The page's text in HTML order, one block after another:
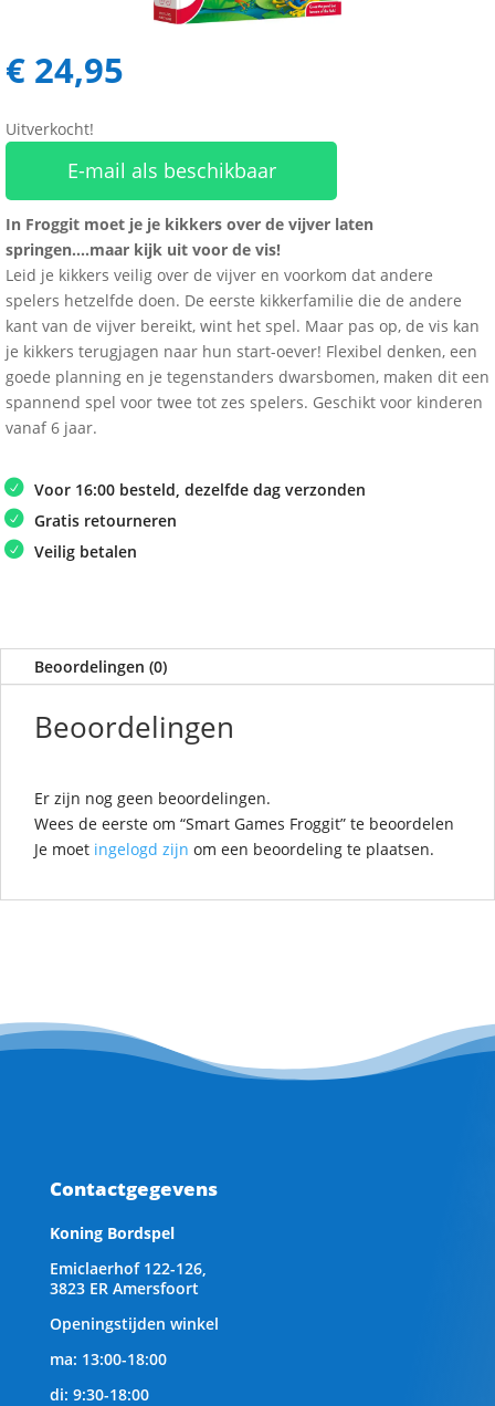
€ 24,95
Uitverkocht!
E-mail als beschikbaar
In Froggit moet je je kikkers over de vijver laten
springen….maar kijk uit voor de vis!
Leid je kikkers veilig over de vijver en voorkom dat andere
spelers hetzelfde doen. De eerste kikkerfamilie die de andere
kant van de vijver bereikt, wint het spel. Maar pas op, de vis kan
je kikkers terugjagen naar hun start-oever! Flexibel denken, een
goede planning en je tegenstanders dwarsbomen, maken dit een
spannend spel voor twee tot zes spelers. Geschikt voor kinderen
vanaf 6 jaar.
Voor 16:00 besteld, dezelfde dag verzonden
Gratis retourneren
Veilig betalen
Beoordelingen (0)
Beoordelingen
Er zijn nog geen beoordelingen.
Wees de eerste om “Smart Games Froggit” te beoordelen
Je moet ingelogd zijn om een beoordeling te plaatsen.
Contactgegevens
Koning Bordspel
Emiclaerhof 122-126,
3823 ER Amersfoort
Openingstijden winkel
ma: 13:00-18:00
di: 9:30-18:00